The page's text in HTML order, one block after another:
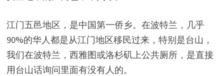
江门五邑地区，是中国第一侨乡。在波特兰，几乎
90%的华人都是从江门地区移民过来，特别是台山，
我们在波特兰，西雅图或洛杉矶上公共厕所，是直接
用台山话询问里面有没有人的。